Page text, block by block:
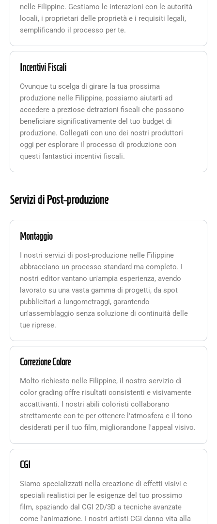
nelle Filippine. Gestiamo le interazioni con le autorità
locali, i proprietari delle proprietà e i requisiti legali,
semplificando il processo per te.
Incentivi Fiscali
Ovunque tu scelga di girare la tua prossima
produzione nelle Filippine, possiamo aiutarti ad
accedere a preziose detrazioni fiscali che possono
beneficiare significativamente del tuo budget di
produzione. Collegati con uno dei nostri produttori
oggi per esplorare il processo di produzione con
questi fantastici incentivi fiscali.
Servizi di Post-produzione
Montaggio
I nostri servizi di post-produzione nelle Filippine
abbracciano un processo standard ma completo. I
nostri editor vantano un'ampia esperienza, avendo
lavorato su una vasta gamma di progetti, da spot
pubblicitari a lungometraggi, garantendo
un'assemblaggio senza soluzione di continuità delle
tue riprese.
Correzione Colore
Molto richiesto nelle Filippine, il nostro servizio di
color grading offre risultati consistenti e visivamente
accattivanti. I nostri abili coloristi collaborano
strettamente con te per ottenere l'atmosfera e il tono
desiderati per il tuo film, migliorandone l'appeal visivo.
CGI
Siamo specializzati nella creazione di effetti visivi e
speciali realistici per le esigenze del tuo prossimo
film, spaziando dal CGI 2D/3D a tecniche avanzate
come l'animazione. I nostri artisti CGI danno vita alla